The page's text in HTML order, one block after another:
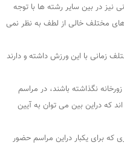
نیز در بین سایر رشته ها با توجه
های مختلف خالی از لطف به نظر نمی
زمانی با این ورزش داشته و دارند
نگذاشته باشند، در مراسم
که دراین بین می توان به آیین
که برای یکبار دراین مراسم حضور